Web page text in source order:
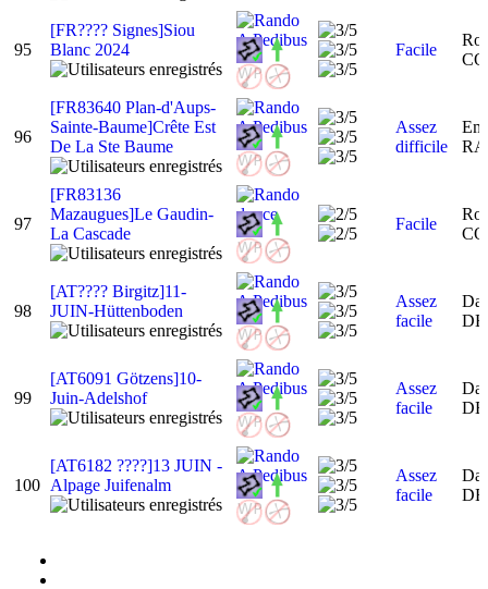
95
[FR???? Signes]Siou
Blanc 2024
Facile
96
[FR83640 Plan-d'Aups-
Sainte-Baume]Crête Est
De La Ste Baume
Assez
difficile
97
[FR83136
Mazaugues]Le Gaudin-
La Cascade
Facile
98
[AT???? Birgitz]11-
JUIN-Hüttenboden
Assez
facile
99
[AT6091 Götzens]10-
Juin-Adelshof
Assez
facile
100
[AT6182 ????]13 JUIN -
Alpage Juifenalm
Assez
facile